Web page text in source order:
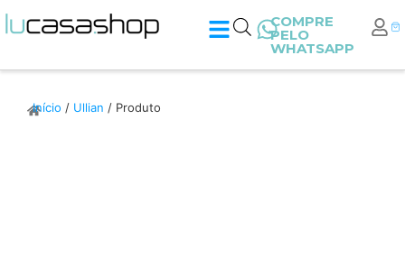
COMPRE
PELO
WHATSAPP
Início / Ullian / Produto